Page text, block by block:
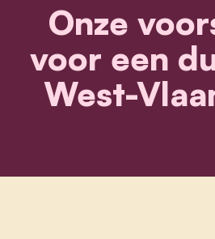
Onze
voor een
West-